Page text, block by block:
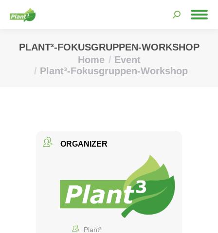
Search:
PLANT³-FOKUSGRUPPEN-WORKSHOP
Home
Event
Plant³-Fokusgruppen-Workshop
ORGANIZER
Plant³